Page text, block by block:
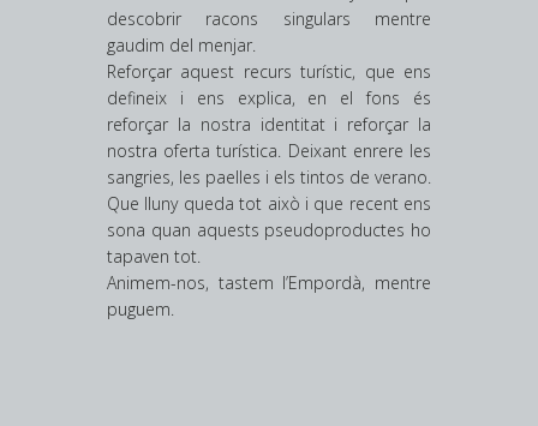
descobrir racons singulars mentre
gaudim del menjar.
Reforçar aquest recurs turístic, que ens
defineix i ens explica, en el fons és
reforçar la nostra identitat i reforçar la
nostra oferta turística. Deixant enrere les
sangries, les paelles i els tintos de verano.
Que lluny queda tot això i que recent ens
sona quan aquests pseudoproductes ho
tapaven tot.
Animem-nos, tastem l’Empordà, mentre
puguem.